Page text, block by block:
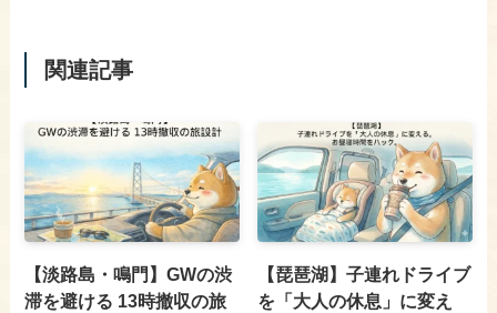
関連記事
【淡路島・鳴門】GWの渋
滞を避ける 13時撤収の旅
【琵琶湖】子連れドライブ
を「大人の休息」に変え